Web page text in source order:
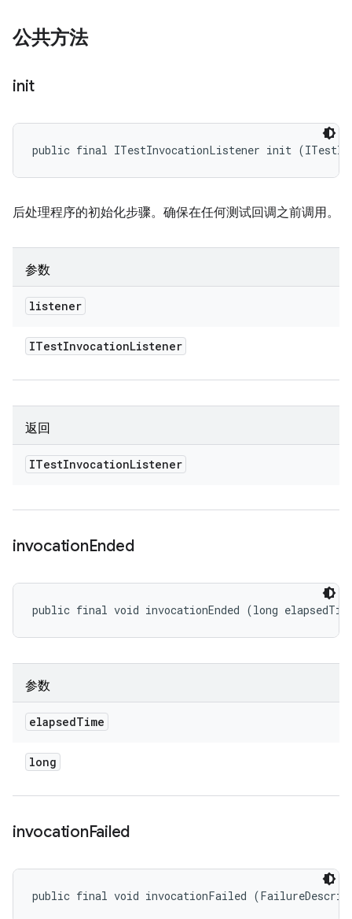
公共方法
init
public final ITestInvocationListener init
后处理程序的初始化步骤。确保在任何测试回调之前调用。
参数
listener
ITestInvocationListener
返回
ITestInvocationListener
invocationEnded
public final void invocationEnded (long
参数
elapsedTime
long
invocationFailed
public final void invocationFailed